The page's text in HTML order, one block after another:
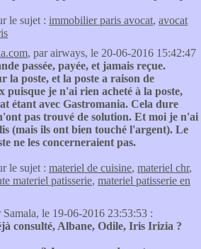
le sujet : immobilier paris avocat, avocat
, par airways, le 20-06-2016 15:42:47
passée, payée, et jamais reçue.
la poste, et la poste a raison de
puisque je n'ai rien acheté à la poste,
étant avec Gastromania. Cela dure
pas trouvé de solution. Et moi je n'ai
(mais ils ont bien touché l'argent). Le
ne les concerneraient pas.
le sujet : materiel de cuisine, materiel chr,
materiel patisserie, materiel patisserie en
Samala, le 19-06-2016 23:53:53 :
consulté, Albane, Odile, Iris Irizia ?